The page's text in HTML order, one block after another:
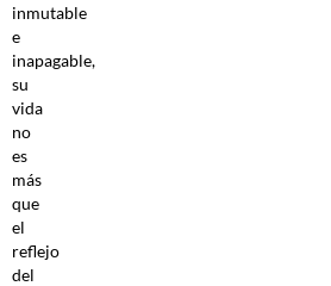
inmutable
e
inapagable,
su
vida
no
es
más
que
el
reflejo
del